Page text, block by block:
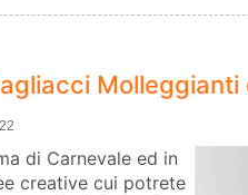
di Carnevale ed in
creative cui potrete